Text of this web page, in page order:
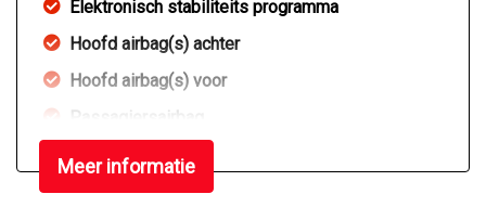
Elektronisch stabiliteits programma
Hoofd airbag(s) achter
Hoofd airbag(s) voor
Passagiersairbag
Rijstrooksensor met correctie
Zij airbag(s) voor
Meer informatie